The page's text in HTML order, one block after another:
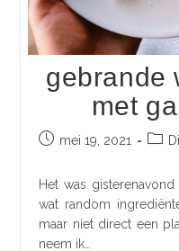
gebrande
met
mei 19, 2021
Het was
wat random
maar niet direct een
neem ik…